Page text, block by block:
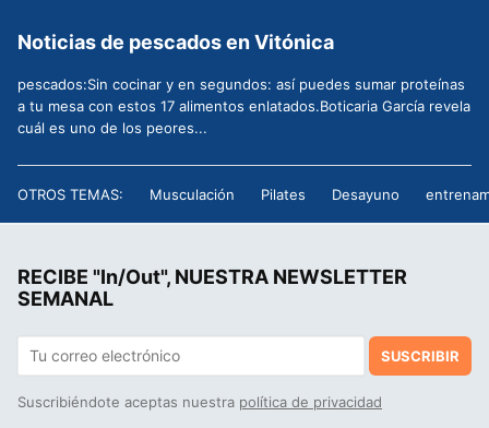
Noticias de pescados en Vitónica
pescados:Sin cocinar y en segundos: así puedes sumar proteínas
a tu mesa con estos 17 alimentos enlatados.Boticaria García revela
cuál es uno de los peores...
OTROS TEMAS: Musculación Pilates Desayuno
RECIBE "In/Out", NUESTRA NEWSLETTER
SEMANAL
SUSCRIBIR
Suscribiéndote aceptas nuestra política de privacidad